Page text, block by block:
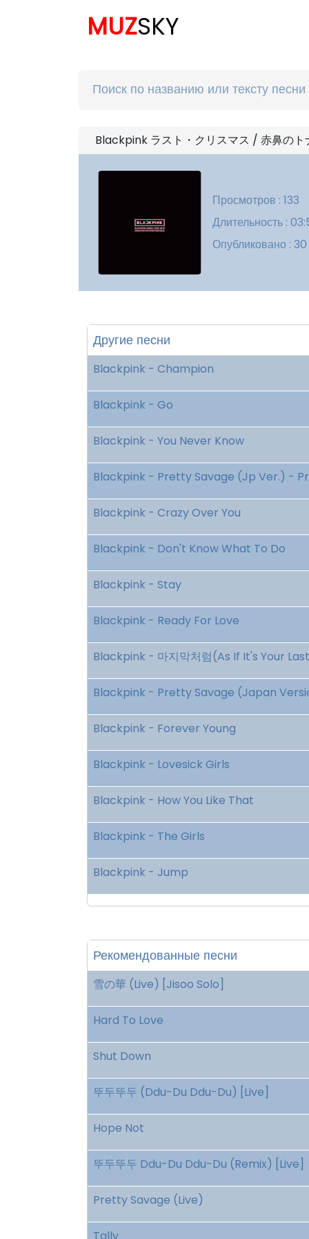
MUZSKY
Blackpink ラスト・クリスマス / 赤鼻のト
Просмотров : 133
Длительность :
Опубликовано :
Другие песни
Blackpink - Champion
Blackpink - Go
Blackpink - You Never Know
Blackpink - Pretty Savage (Jp Ver.) -
Blackpink - Crazy Over You
Blackpink - Don't Know What To Do
Blackpink - Stay
Blackpink - Ready For Love
Blackpink - 마지막처럼(As If It's Your
Blackpink - Pretty Savage (Japan
Blackpink - Forever Young
Blackpink - Lovesick Girls
Blackpink - How You Like That
Blackpink - The Girls
Blackpink - Jump
Рекомендованные песни
雪の華 (Live) [Jisoo Solo]
Hard To Love
Shut Down
뚜두뚜두 (Ddu-Du Ddu-Du) [Live]
Hope Not
뚜두뚜두 Ddu-Du Ddu-Du (Remix) [Live]
Pretty Savage (Live)